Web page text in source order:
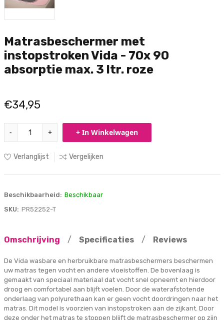
Matrasbeschermer met
instopstroken Vida - 70x 90
absorptie max. 3 ltr. roze
€34,95
- + + In Winkelwagen
Verlanglijst Vergelijken
Beschikbaarheid: Beschikbaar
SKU: PR52252-T
Omschrijving / Specificaties / Reviews
De Vida wasbare en herbruikbare matrasbeschermers beschermen
uw matras tegen vocht en andere vloeistoffen. De bovenlaag is
gemaakt van speciaal materiaal dat vocht snel opneemt en hierdoor
droog en comfortabel aan blijft voelen. Door de waterafstotende
onderlaag van polyurethaan kan er geen vocht doordringen naar het
matras. Dit model is voorzien van instopstroken aan de zijkant. Door
deze onder het matras te stoppen blijft de matrasbeschermer op zijn